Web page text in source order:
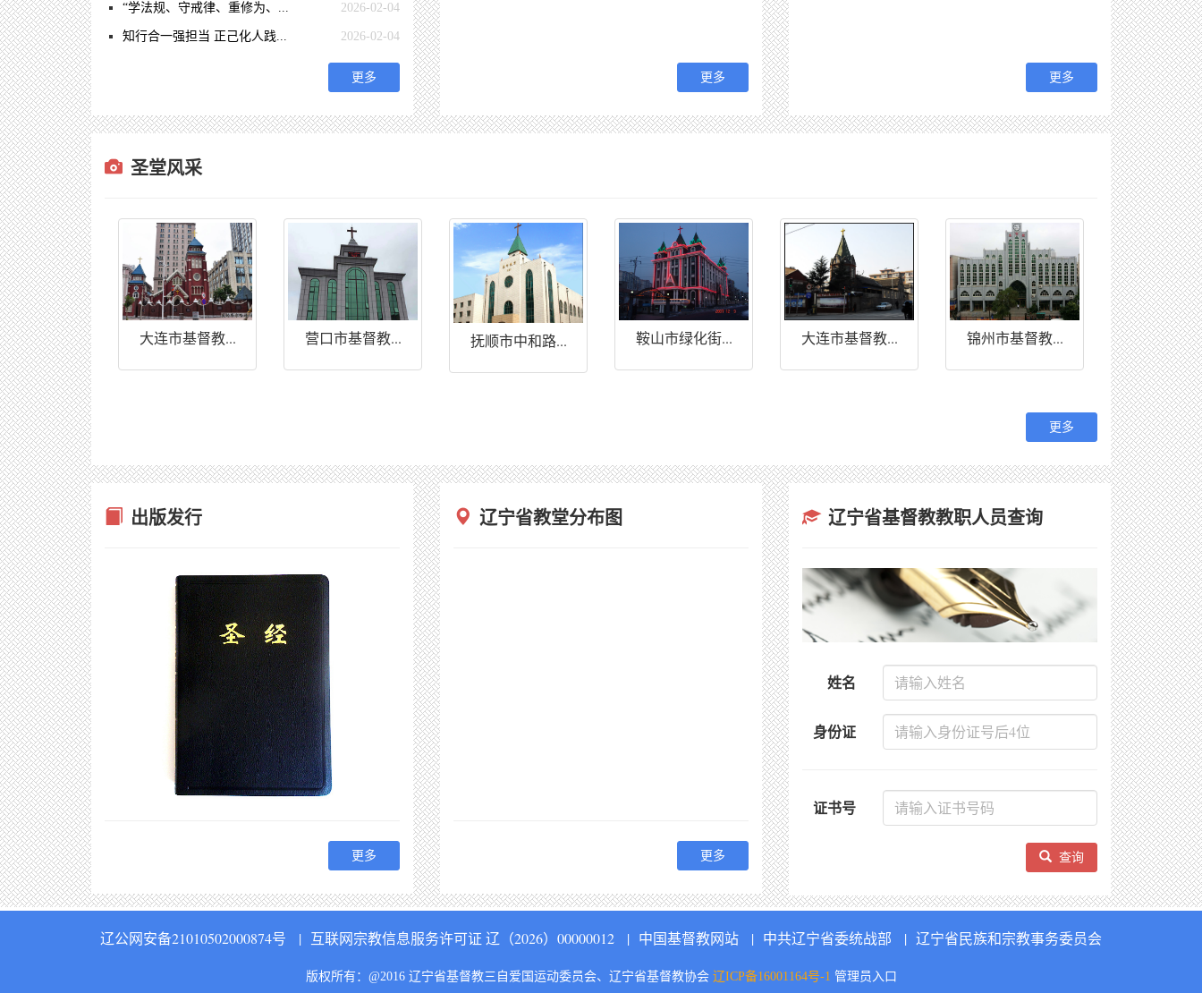
“学法规、守戒律、重修为、... 2026-02-04
知行合一强担当 正己化人践... 2026-02-04
更多 更多 更多
圣堂风采
大连市基督教... 营口市基督教... 抚顺市中和路... 鞍山市绿化街... 大连市基督教... 锦州市基督教...
更多
出版发行
更多
辽宁省教堂分布图
更多
辽宁省基督教教职人员查询
姓名
身份证
证书号
查询
辽公网安备21010502000874号 | 互联网宗教信息服务许可证 辽（2026）00000012 | 中国基督教网站 | 中共辽宁省委统战部 | 辽宁省民族和宗教事务委员会
版权所有：@2016 辽宁省基督教三自爱国运动委员会、辽宁省基督教协会 辽ICP备16001164号-1 管理员入口